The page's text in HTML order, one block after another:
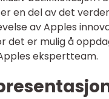
en del av det
av Apples
det er mulig å
ekspertteam.